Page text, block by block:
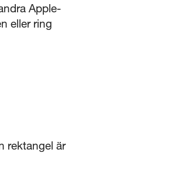
Apple-
eller ring
rektangel är